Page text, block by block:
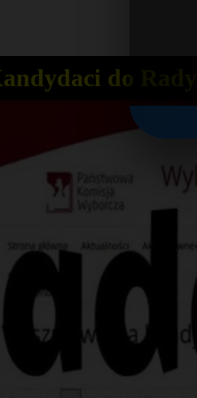
do